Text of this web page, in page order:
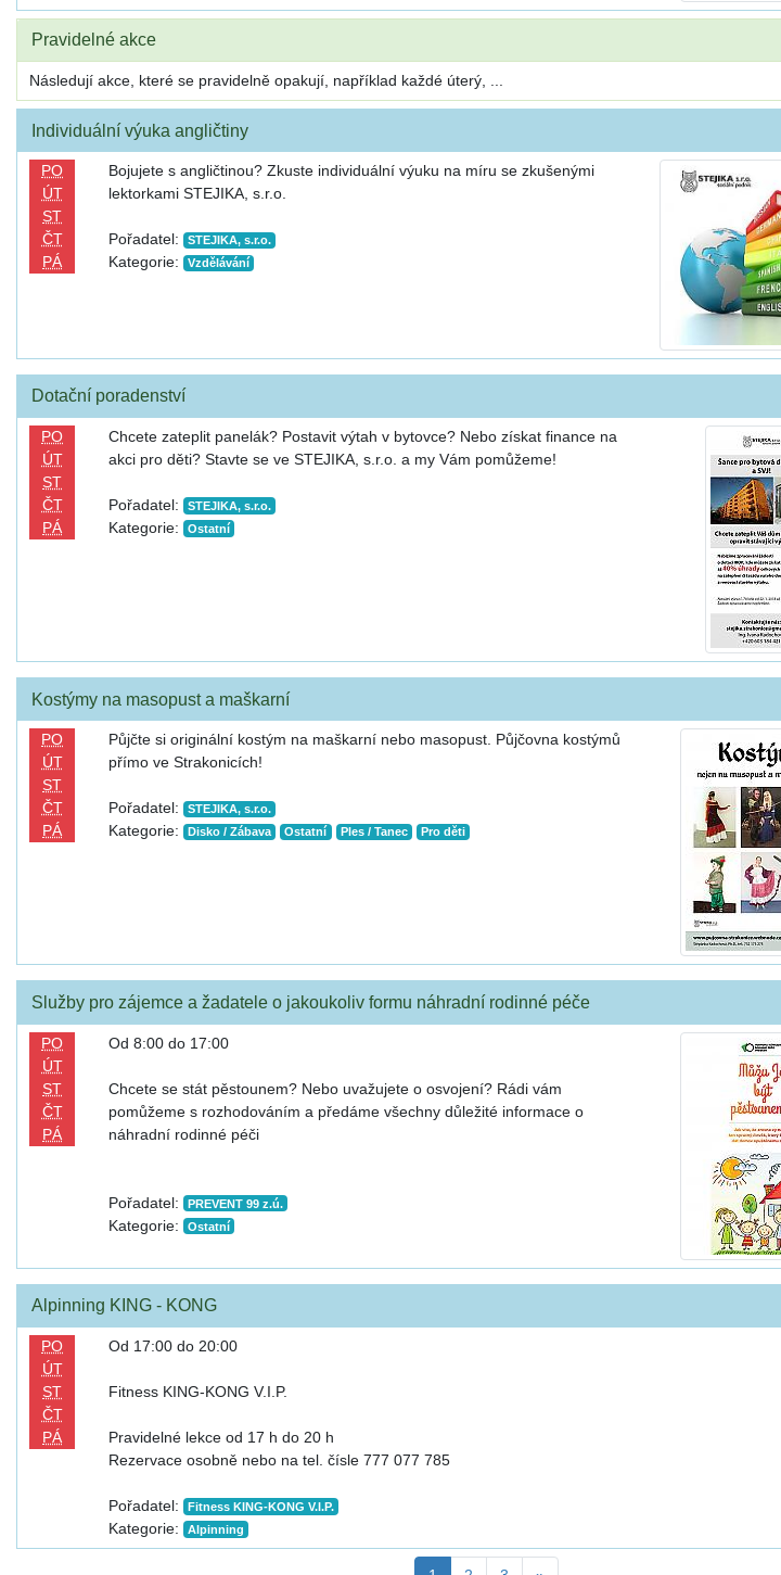
Pravidelné akce
Následují akce, které se pravidelně opakují, například každé úterý, ...
Individuální výuka angličtiny
PO
ÚT
ST
ČT
PÁ
Bojujete s angličtinou? Zkuste individuální výuku na míru se zkušenými
lektorkami STEJIKA, s.r.o.
Pořadatel: STEJIKA, s.r.o.
Kategorie: Vzdělávání
Dotační poradenství
PO
ÚT
ST
ČT
PÁ
Chcete zateplit panelák? Postavit výtah v bytovce? Nebo získat finance na
akci pro děti? Stavte se ve STEJIKA, s.r.o. a my Vám pomůžeme!
Pořadatel: STEJIKA, s.r.o.
Kategorie: Ostatní
Kostýmy na masopust a maškarní
PO
ÚT
ST
ČT
PÁ
Půjčte si originální kostým na maškarní nebo masopust. Půjčovna kostýmů
přímo ve Strakonicích!
Pořadatel: STEJIKA, s.r.o.
Kategorie: Disko / Zábava Ostatní Ples / Tanec Pro děti
Služby pro zájemce a žadatele o jakoukoliv formu náhradní rodinné péče
PO
ÚT
ST
ČT
PÁ
Od 8:00 do 17:00
Chcete se stát pěstounem? Nebo uvažujete o osvojení? Rádi vám
pomůžeme s rozhodováním a předáme všechny důležité informace o
náhradní rodinné péči
Pořadatel: PREVENT 99 z.ú.
Kategorie: Ostatní
Alpinning KING - KONG
PO
ÚT
ST
ČT
PÁ
Od 17:00 do 20:00
Fitness KING-KONG V.I.P.
Pravidelné lekce od 17 h do 20 h
Rezervace osobně nebo na tel. čísle 777 077 785
Pořadatel: Fitness KING-KONG V.I.P.
Kategorie: Alpinning